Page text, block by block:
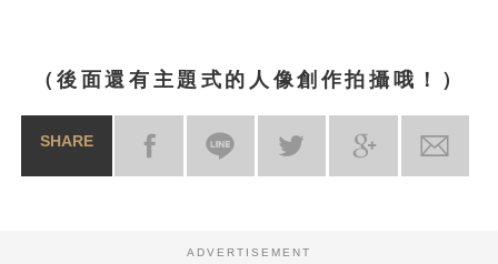
（後面還有主題式的人像創作拍攝哦！）
SHARE
ADVERTISEMENT